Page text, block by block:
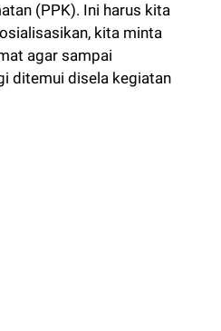
(PPK). Ini harus kita
kita minta
agar sampai
ditemui disela kegiatan